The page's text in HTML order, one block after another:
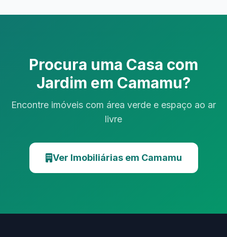
Procura uma Casa com
Jardim em Camamu?
Encontre imóveis com área verde e espaço ao ar
livre
Ver Imobiliárias em Camamu